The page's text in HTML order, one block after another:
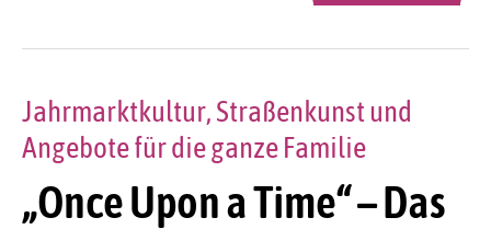
„Once Upon a Time“ – Das
Jahrmarktkultur, Straßenkunst und
Angebote für die ganze Familie